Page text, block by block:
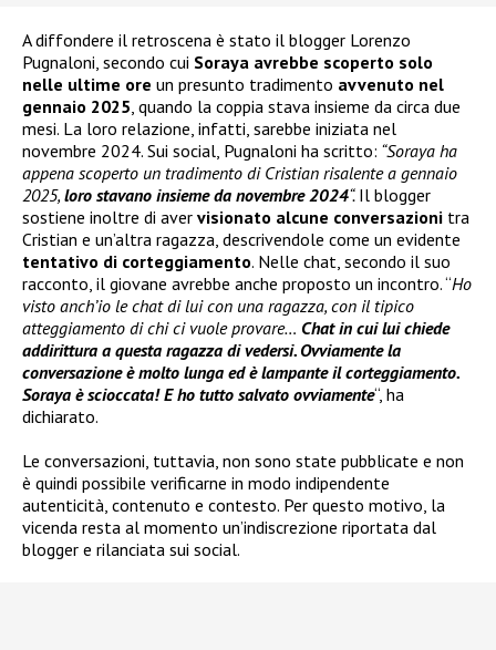
A diffondere il retroscena è stato il blogger Lorenzo
Pugnaloni, secondo cui Soraya avrebbe scoperto solo
nelle ultime ore un presunto tradimento avvenuto nel
gennaio 2025 , quando la coppia stava insieme da circa due
mesi. La loro relazione, infatti, sarebbe iniziata nel
novembre 2024. Sui social, Pugnaloni ha scritto: “Soraya ha
appena scoperto un tradimento di Cristian risalente a gennaio
2025, loro stavano insieme da novembre 2024“. Il blogger
sostiene inoltre di aver visionato alcune conversazioni tra
Cristian e un’altra ragazza, descrivendole come un evidente
tentativo di corteggiamento. Nelle chat, secondo il suo
racconto, il giovane avrebbe anche proposto un incontro. “Ho
visto anch’io le chat di lui con una ragazza, con il tipico
atteggiamento di chi ci vuole provare… Chat in cui lui chiede
addirittura a questa ragazza di vedersi. Ovviamente la
conversazione è molto lunga ed è lampante il corteggiamento.
Soraya è scioccata! E ho tutto salvato ovviamente“, ha
dichiarato.
Le conversazioni, tuttavia, non sono state pubblicate e non
è quindi possibile verificarne in modo indipendente
autenticità, contenuto e contesto. Per questo motivo, la
vicenda resta al momento un’indiscrezione riportata dal
blogger e rilanciata sui social.